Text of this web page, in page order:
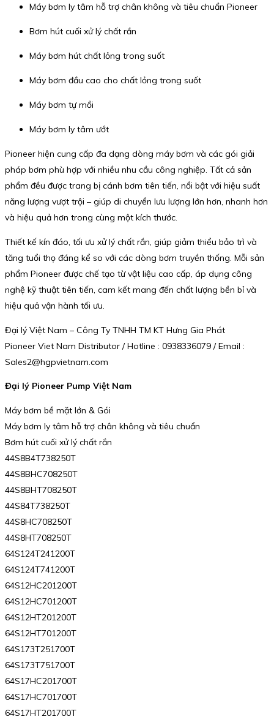
Máy bơm ly tâm hỗ trợ chân không và tiêu chuẩn Pioneer
Bơm hút cuối xử lý chất rắn
Máy bơm hút chất lỏng trong suốt
Máy bơm đầu cao cho chất lỏng trong suốt
Máy bơm tự mồi
Máy bơm ly tâm ướt
Pioneer hiện cung cấp đa dạng dòng máy bơm và các gói giải
pháp bơm phù hợp với nhiều nhu cầu công nghiệp. Tất cả sản
phẩm đều được trang bị cánh bơm tiên tiến, nổi bật với hiệu suất
năng lượng vượt trội – giúp di chuyển lưu lượng lớn hơn, nhanh hơn
và hiệu quả hơn trong cùng một kích thước.
Thiết kế kín đáo, tối ưu xử lý chất rắn, giúp giảm thiểu bảo trì và
tăng tuổi thọ đáng kể so với các dòng bơm truyền thống. Mỗi sản
phẩm Pioneer được chế tạo từ vật liệu cao cấp, áp dụng công
nghệ kỹ thuật tiên tiến, cam kết mang đến chất lượng bền bỉ và
hiệu quả vận hành tối ưu.
Đại lý Việt Nam – Công Ty TNHH TM KT Hưng Gia Phát
Pioneer Viet Nam Distributor / Hotline : 0938336079 / Email :
Sales2@hgpvietnam.com
Đại lý Pioneer Pump Việt Nam
Máy bơm bề mặt lớn & Gói
Máy bơm ly tâm hỗ trợ chân không và tiêu chuẩn
Bơm hút cuối xử lý chất rắn
44S8B4T738250T
44S8BHC708250T
44S8BHT708250T
44S84T738250T
44S8HC708250T
44S8HT708250T
64S124T241200T
64S124T741200T
64S12HC201200T
64S12HC701200T
64S12HT201200T
64S12HT701200T
64S173T251700T
64S173T751700T
64S17HC201700T
64S17HC701700T
64S17HT201700T